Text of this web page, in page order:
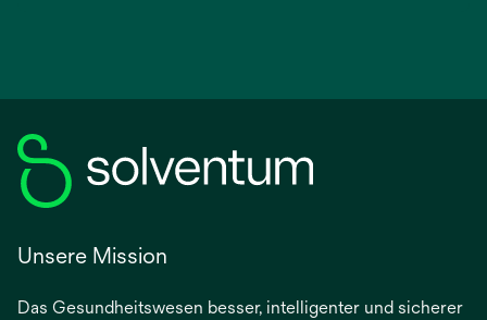
Unsere Mission
Das Gesundheitswesen besser, intelligenter und sicherer